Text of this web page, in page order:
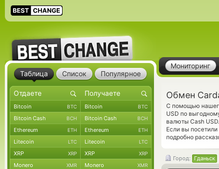
Мониторинг
Обмен
С помощью
USD по
валюты Cash
Если вы
подробно
Город: Гданьск
Таблица Список Популярное
Bitcoin BTC Bitcoin BTC
Bitcoin Cash BCH Bitcoin Cash BCH
Ethereum ETH Ethereum ETH
Litecoin LTC Litecoin LTC
XRP XRP XRP XRP
Monero XMR Monero XMR